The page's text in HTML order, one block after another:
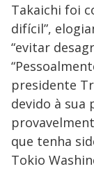
Takaichi foi
difícil”,
“evitar
presidente
devido à sua
que tenha
Tokio